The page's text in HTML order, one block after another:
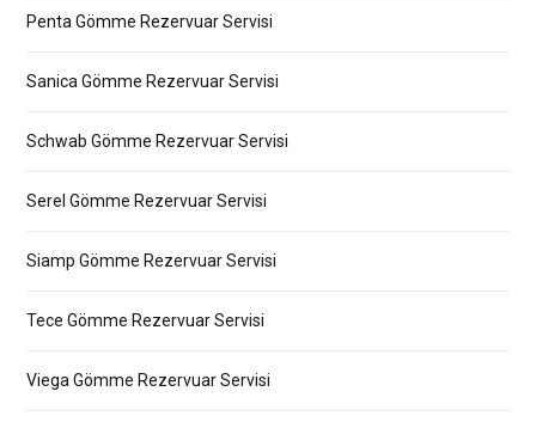
Penta Gömme Rezervuar Servisi
Sanica Gömme Rezervuar Servisi
Schwab Gömme Rezervuar Servisi
Serel Gömme Rezervuar Servisi
Siamp Gömme Rezervuar Servisi
Tece Gömme Rezervuar Servisi
Viega Gömme Rezervuar Servisi